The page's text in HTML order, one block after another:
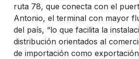
ruta 78, que conecta con el
Antonio, el terminal con mayor
del país, “lo que facilita la
distribución orientados al
de importación como